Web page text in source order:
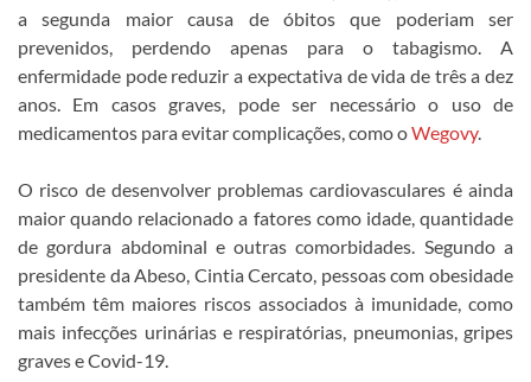
a segunda maior causa de óbitos que poderiam ser
prevenidos, perdendo apenas para o tabagismo. A
enfermidade pode reduzir a expectativa de vida de três a dez
anos. Em casos graves, pode ser necessário o uso de
medicamentos para evitar complicações, como oWegovy.
O risco de desenvolver problemas cardiovasculares é ainda
maior quando relacionado a fatores como idade, quantidade
de gordura abdominal e outras comorbidades. Segundo a
presidente da Abeso, Cintia Cercato, pessoas com obesidade
também têm maiores riscos associados à imunidade, como
mais infecções urinárias e respiratórias, pneumonias, gripes
graves e Covid-19.